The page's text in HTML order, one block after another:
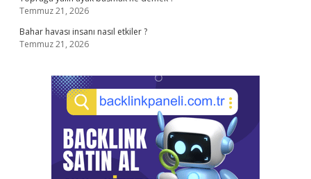
Temmuz 21, 2026
Bahar havası insanı nasıl etkiler ?
Temmuz 21, 2026